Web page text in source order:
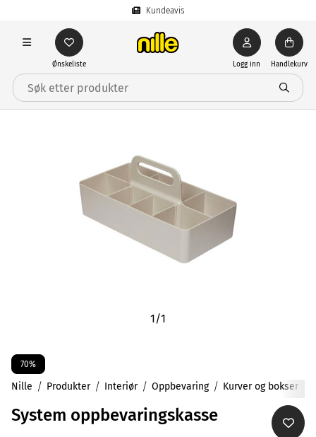
Kundeavis
Ønskeliste Logg inn Handlekurv
1/1
70%
Nille Produkter Interiør Oppbevaring Kurver og bokser
System oppbevaringskasse